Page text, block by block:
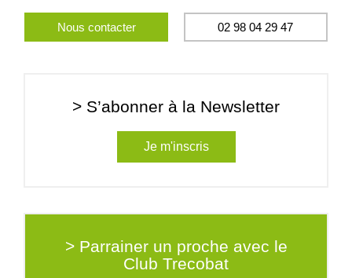
Nous contacter 02 98 04 29 47
> S’abonner à la Newsletter
Je m'inscris
> Parrainer un proche avec le
Club Trecobat